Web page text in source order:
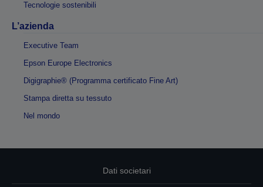
Tecnologie sostenibili
L’azienda
Executive Team
Epson Europe Electronics
Digigraphie® (Programma certificato Fine Art)
Stampa diretta su tessuto
Nel mondo
Dati societari